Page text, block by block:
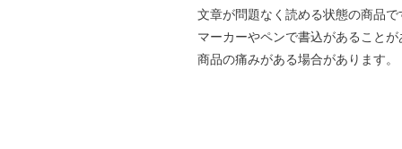
文章が問題なく読める状態の商品で
マーカーやペンで書込があることが
商品の痛みがある場合があります。